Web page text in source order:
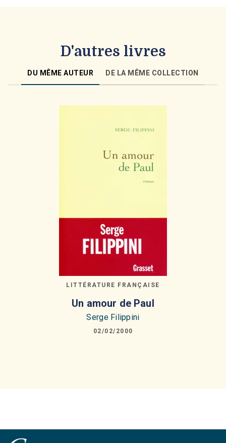
D'autres livres
DU MÊME AUTEUR DE LA MÊME COLLECTION
LITTÉRATURE FRANÇAISE
Un amour de Paul
Serge Filippini
02/02/2000